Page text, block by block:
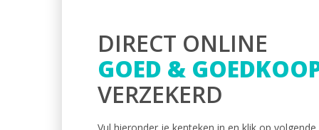
DIRECT ONLINE
GOED &
VERZEKERD